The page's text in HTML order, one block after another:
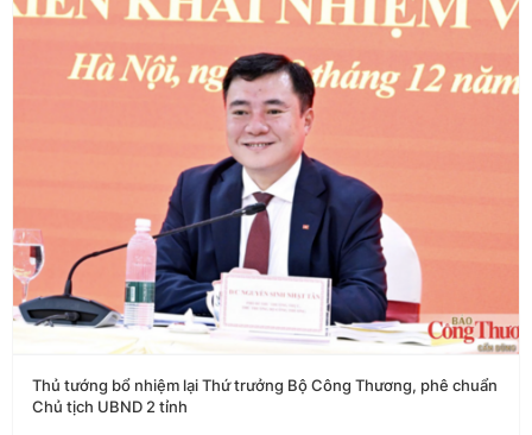
Thủ tướng bổ nhiệm lại Thứ trưởng Bộ Công Thương, phê chuẩn
Chủ tịch UBND 2 tỉnh